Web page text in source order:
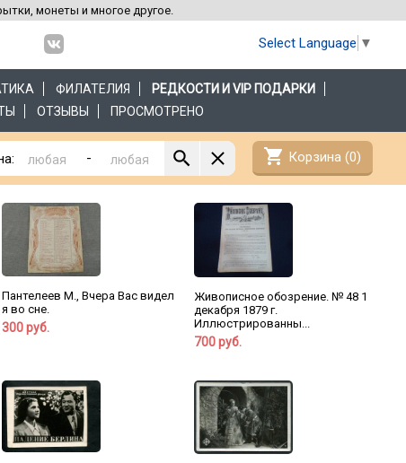
монеты и многое другое.
Select Language ▼
ФИЛАТЕЛИЯ
РЕДКОСТИ И VIP ПОДАРКИ
ОТЗЫВЫ ПРОСМОТРЕНО
- shopping_cart Корзина (0)
Пантелеев М., Вчера Вас видел
я во сне.
300 руб.
Живописное обозрение. № 48 1
декабря 1879 г.
Иллюстрированны...
700 руб.